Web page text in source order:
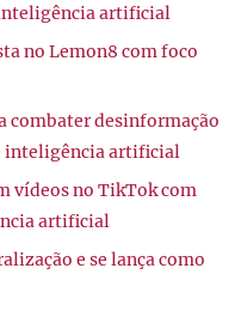
artificial
no Lemon8 com foco
combater desinformação
inteligência artificial
vídeos no TikTok com
artificial
e se lança como